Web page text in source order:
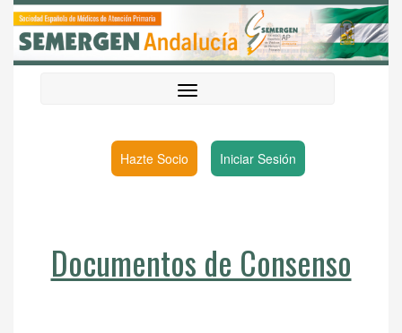
Hazte Socio Iniciar Sesión
Documentos de Consenso